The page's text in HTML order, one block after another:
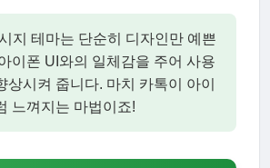
지 테마는 단순히 디자인만 예쁜
이폰 UI와의 일체감을 주어 사용
상시켜 줍니다. 마치 카톡이 아이
느껴지는 마법이죠!